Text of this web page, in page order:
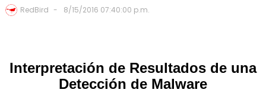
RedBird 8/15/2016 07:40:00 p.m.
Interpretación de Resultados de una
Detección de Malware